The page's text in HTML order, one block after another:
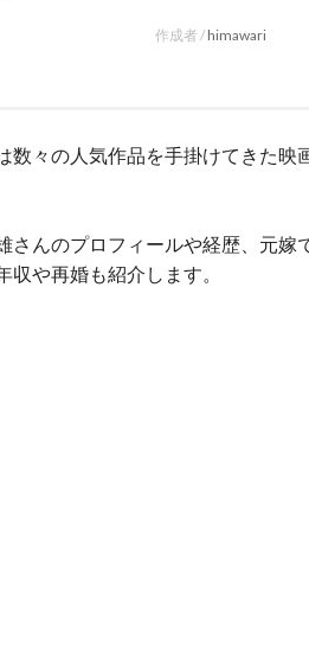
作成者 / himawari
数々の人気作品を手掛けてきた
さんのプロフィールや経歴、元
収や再婚も紹介します。